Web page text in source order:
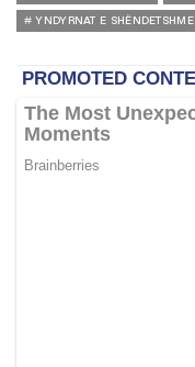
YNDYRNAT E SHËNDETSHME